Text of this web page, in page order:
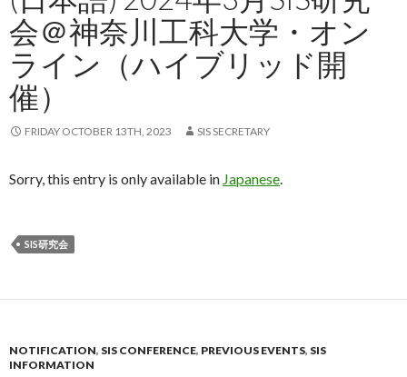
会＠神奈川工科大学・オン
ライン（ハイブリッド開
催）
FRIDAY OCTOBER 13TH, 2023 SIS SECRETARY
Sorry, this entry is only available in Japanese.
SIS研究会
NOTIFICATION, SIS CONFERENCE, PREVIOUS EVENTS, SIS
INFORMATION